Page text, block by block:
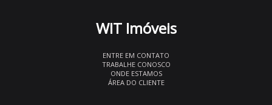
WIT Imóveis
ENTRE EM CONTATO
TRABALHE CONOSCO
ONDE ESTAMOS
ÁREA DO CLIENTE